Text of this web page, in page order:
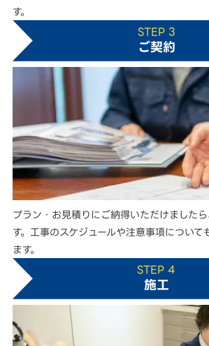
す。
STEP 3
ご契約
プラン・お見積りにご納得いただけました
す。工事のスケジュールや注意事項について
ます。
STEP 4
施工